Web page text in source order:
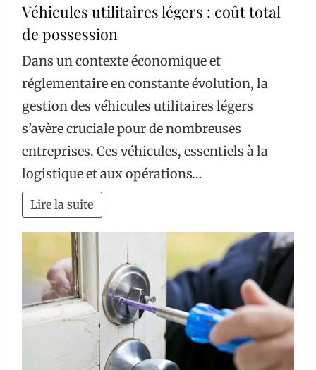
Véhicules utilitaires légers : coût total
de possession
Dans un contexte économique et
réglementaire en constante évolution, la
gestion des véhicules utilitaires légers
s’avère cruciale pour de nombreuses
entreprises. Ces véhicules, essentiels à la
logistique et aux opérations…
Lire la suite